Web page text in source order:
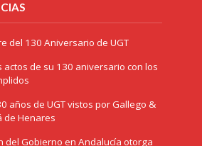
del 130 Aniversario de UGT
actos de su 130 aniversario con los
años de UGT vistos por Gallego &
de Henares
del Gobierno en Andalucía otorga